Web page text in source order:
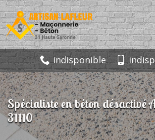
indisponible
Spécialiste en béton désactivé
31110